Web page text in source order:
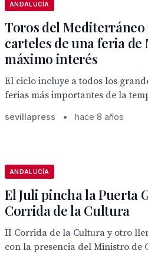
ANDALUCÍA
Toros del Mediterráneo
carteles de una feria de
máximo interés
El ciclo incluye a todos los
ferias más importantes de la
sevillapress • hace 8 años
ANDALUCÍA
El Juli pincha la Puerta
Corrida de la Cultura
II Corrida de la Cultura y otro
con la presencia del Ministro de